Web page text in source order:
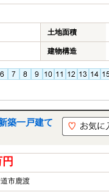
土地面積
建物構造
築一戸建て
市鹿渡